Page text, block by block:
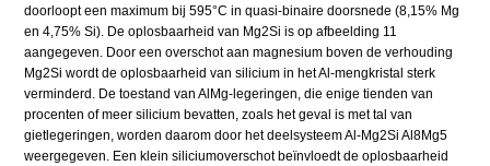
doorloopt een maximum bij 595°C in quasi-binaire doorsnede (8,15% Mg
en 4,75% Si). De oplosbaarheid van Mg2Si is op afbeelding 11
aangegeven. Door een overschot aan magnesium boven de verhouding
Mg2Si wordt de oplosbaarheid van silicium in het Al-mengkristal sterk
verminderd. De toestand van AlMg-legeringen, die enige tienden van
procenten of meer silicium bevatten, zoals het geval is met tal van
gietlegeringen, worden daarom door het deelsysteem Al-Mg2Si Al8Mg5
weergegeven. Een klein siliciumoverschot beïnvloedt de oplosbaarheid